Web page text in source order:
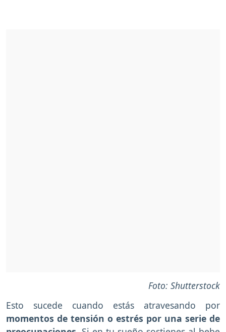
Foto: Shutterstock
Esto sucede cuando estás atravesando por
momentos de tensión o estrés por una serie de